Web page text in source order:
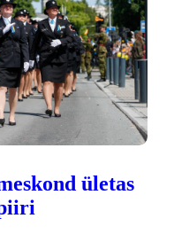
ületas